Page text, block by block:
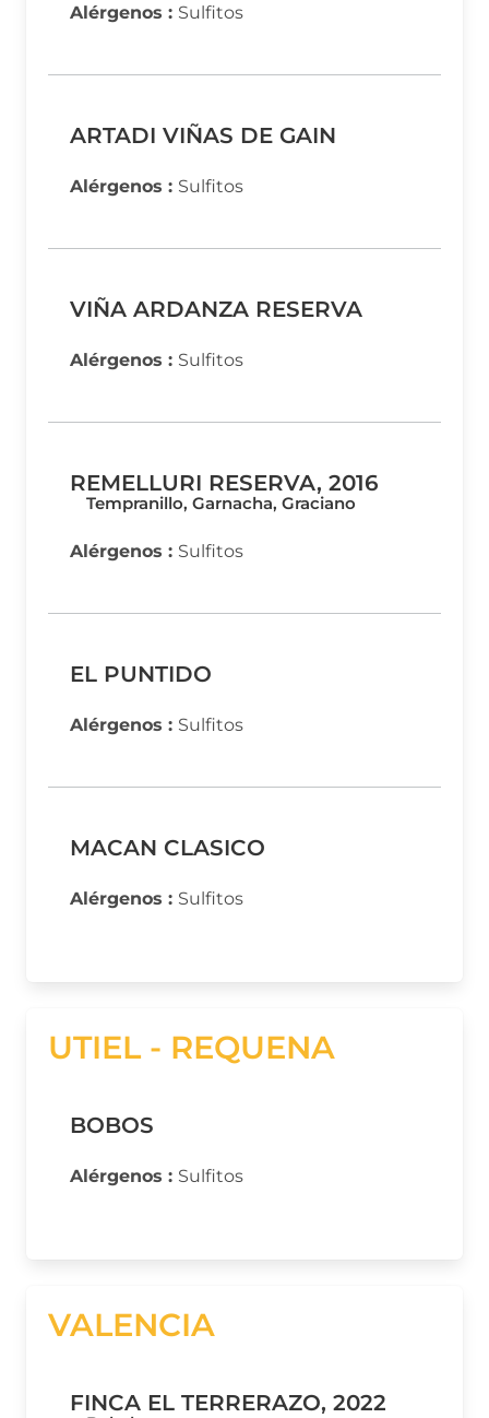
Alérgenos : Sulfitos
ARTADI VIÑAS DE GAIN
Alérgenos : Sulfitos
VIÑA ARDANZA RESERVA
Alérgenos : Sulfitos
REMELLURI RESERVA, 2016
Tempranillo, Garnacha, Graciano
Alérgenos : Sulfitos
EL PUNTIDO
Alérgenos : Sulfitos
MACAN CLASICO
Alérgenos : Sulfitos
UTIEL - REQUENA
BOBOS
Alérgenos : Sulfitos
VALENCIA
FINCA EL TERRERAZO, 2022